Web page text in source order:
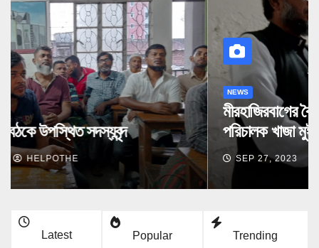
NEWS
মীরহাজিরবাগের বৈঠকে উপস্থিত সদস্যবৃন্দ
SEP 27, 2023 HELPOTHE
Latest Popular Trending